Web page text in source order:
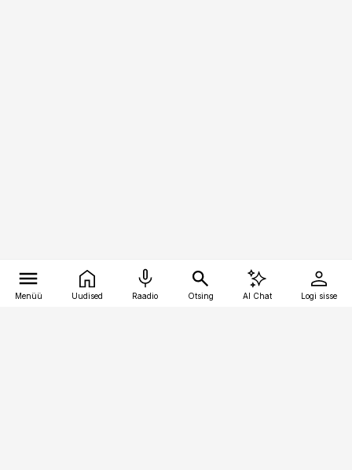
Menüü Uudised Raadio Otsing AI Chat Logi sisse